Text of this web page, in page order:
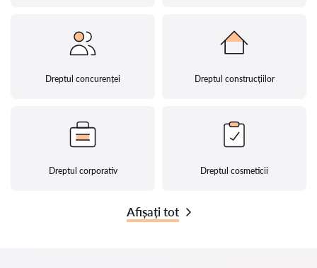
Dreptul concurenței Dreptul construcțiilor
Dreptul corporativ Dreptul cosmeticii
Afișați tot